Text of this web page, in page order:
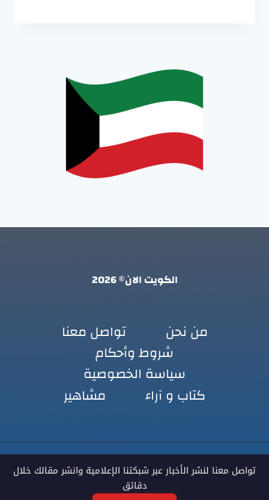
الكويت الان© 2026
من نحن
تواصل معنا
شروط وأحكام
سياسة الخصوصية
كتاب و آراء
مشاهير
تواصل معنا لنشر الأخبار عبر شبكتنا الإعلامية وانشر مقالك خلال
دقائق